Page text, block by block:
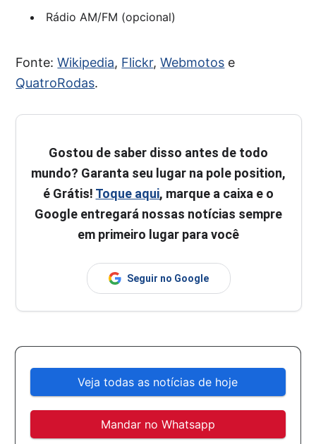
Rádio AM/FM (opcional)
Fonte:Wikipedia, Flickr,Webmotos e
QuatroRodas.
Gostou de saber disso antes de todo
mundo? Garanta seu lugar na pole position,
é Grátis! Toque aqui, marque a caixa e o
Google entregará nossas notícias sempre
em primeiro lugar para você
Seguir no Google
Veja todas as notícias de hoje
Mandar no Whatsapp